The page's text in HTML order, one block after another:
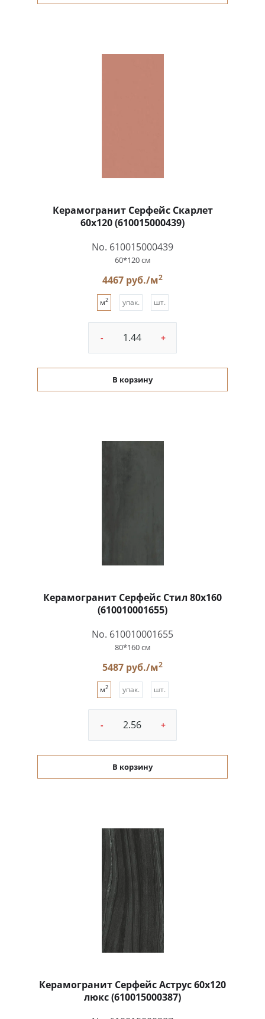
Керамогранит Серфейс Скарлет
60x120 (610015000439)
No. 610015000439
60*120 см
4467 руб./м2
м2 упак. шт.
- +
В корзину
Керамогранит Серфейс Стил 80x160
(610010001655)
No. 610010001655
80*160 см
5487 руб./м2
м2 упак. шт.
- +
В корзину
Керамогранит Серфейс Аструс 60x120
люкс (610015000387)